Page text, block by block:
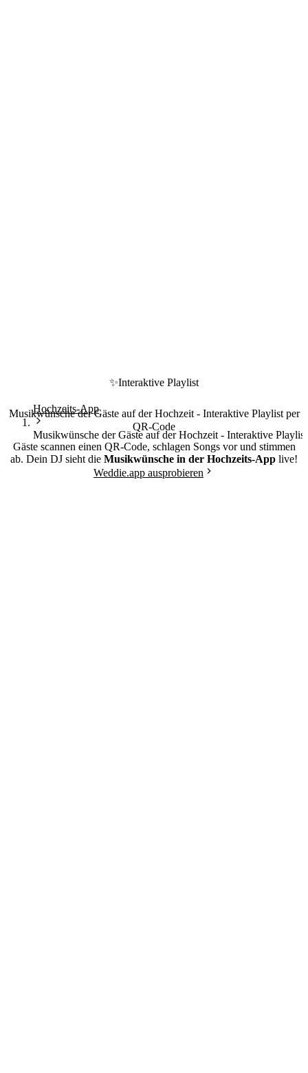
Hochzeits-App
Musikwünsche der Gäste auf der Hochzeit - Interaktive
✨Interaktive Playlist
Musikwünsche der Gäste auf der Hochzeit - Interaktive Playlist per
QR-Code
Gäste scannen einen QR-Code, schlagen Songs vor und stimmen
ab. Dein DJ sieht die Musikwünsche in der Hochzeits-App live!
Weddie.app ausprobieren